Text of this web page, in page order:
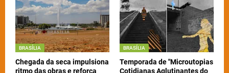
BRASÍLIA
Chegada da seca impulsiona
ritmo das obras e reforça
BRASÍLIA
Temporada de "Microutopias
Cotidianas Aglutinantes do